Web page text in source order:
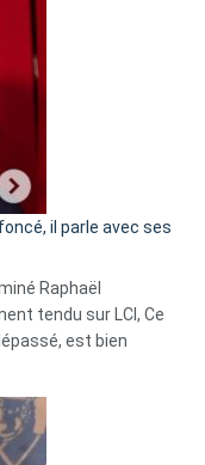
d’alliance
secrète
«
C’est
fake
news
»
il parle avec ses
Raphaël
tendu sur LCI, Ce
est bien
Tegnér
exulte